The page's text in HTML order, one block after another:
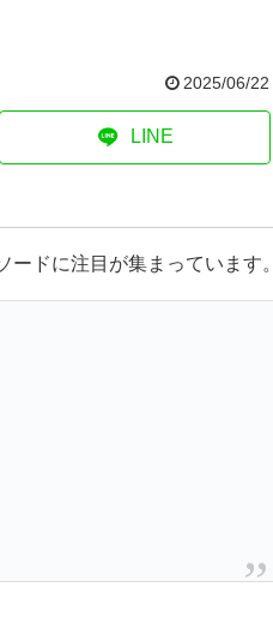
2025/06/22
LINE
ドに注目が集まっています。